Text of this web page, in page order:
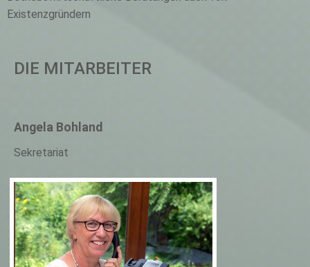
Existenzgründern
DIE MITARBEITER
Angela Bohland
Sekretariat